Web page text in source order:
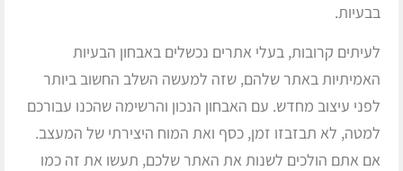
בבעיות.
לעיתים קרובות, בעלי אתרים נכשלים באבחון הבעיות
האמיתיות באתר שלהם, שזה למעשה השלב החשוב ביותר
לפני עיצוב מחדש. עם האבחון הנכון והרשימה שהכנו עבורכם
למטה, לא תבזבזו זמן, כסף ואת המוח היצירתי של המעצב.
אם אתם הולכים לשנות את האתר שלכם, תעשו את זה כמו